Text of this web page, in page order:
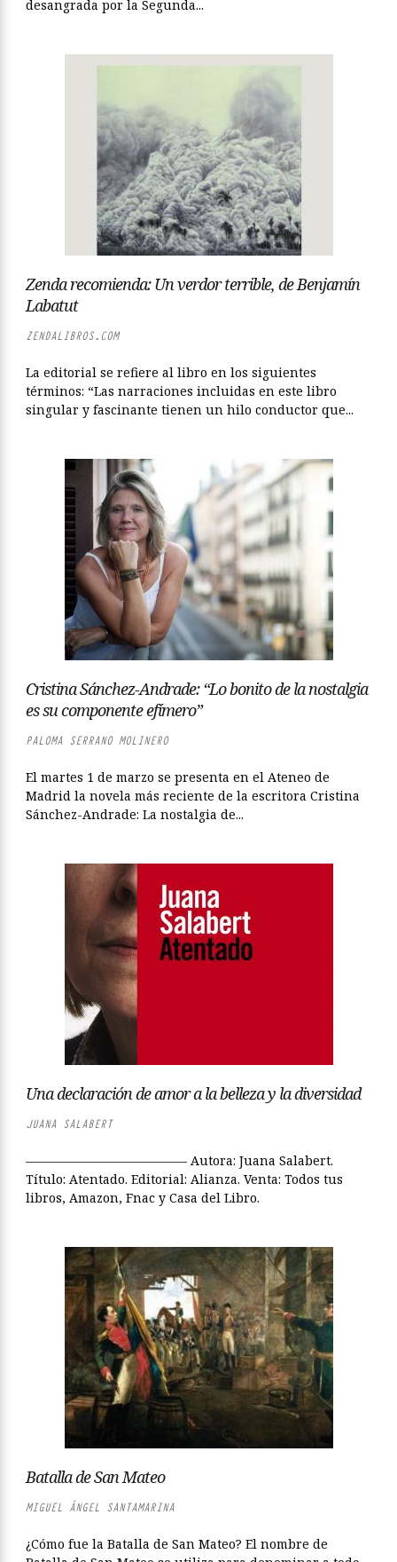
desangrada por la Segunda...
Zenda recomienda: Un verdor terrible, de Benjamín
Labatut
ZENDALIBROS.COM
La editorial se refiere al libro en los siguientes
términos: “Las narraciones incluidas en este libro
singular y fascinante tienen un hilo conductor que...
Cristina Sánchez-Andrade: “Lo bonito de la nostalgia
es su componente efímero”
PALOMA SERRANO MOLINERO
El martes 1 de marzo se presenta en el Ateneo de
Madrid la novela más reciente de la escritora Cristina
Sánchez-Andrade: La nostalgia de...
Una declaración de amor a la belleza y la diversidad
JUANA SALABERT
————————————— Autora: Juana Salabert.
Título: Atentado. Editorial: Alianza. Venta: Todos tus
libros, Amazon, Fnac y Casa del Libro.
Batalla de San Mateo
MIGUEL ÁNGEL SANTAMARINA
¿Cómo fue la Batalla de San Mateo? El nombre de